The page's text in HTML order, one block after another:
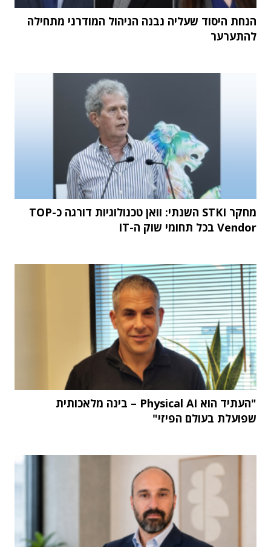
הנחת היסוד שעליה נבנה הניהול המודרני מתחילה
להתערער
מחקר STKI השנתי: וואן טכנולוגיות דורגה כ-TOP
Vendor בכל תחומי שוק ה-IT
"העתיד הוא Physical AI – בינה מלאכותית
שפועלת בעולם הפיזי"